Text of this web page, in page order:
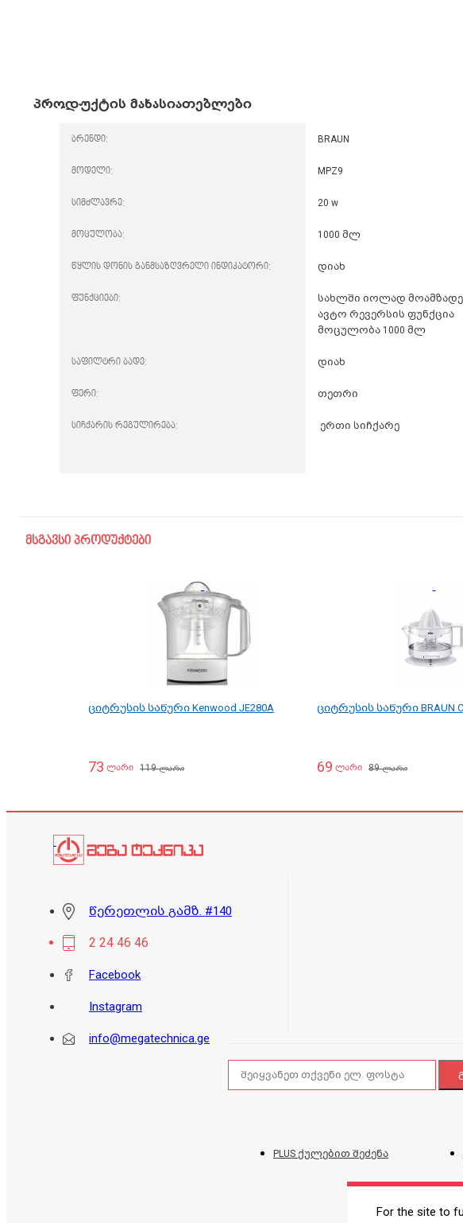
პროდუქტის მახასიათებლები
ბრენდი: BRAUN
მოდელი: MPZ9
სიმძლავრე: 20 w
მოცულობა: 1000 მლ
წყლის დონის განმსაზღვრელი ინდიკატორი: დიახ
ფუნქციები:
სახლში იოლად
ავტო რევერსის ფუნქცია
მოცულობა 1000 მლ
საფილტრი ბადე: დიახ
ფერი: თეთრი
სიჩქარის რეგულირება: ერთი სიჩქარე
მსგავსი პროდუქტები
ციტრუსის საწური Kenwood JE280A
73 ლარი 119ლარი
ციტრუსის საწური BRAUN
69 ლარი 89ლარი
წერეთლის გამზ. #140
2 24 46 46
Facebook
Instagram
info@megatechnica.ge
PLUS ქულებით შეძენა
For the site to